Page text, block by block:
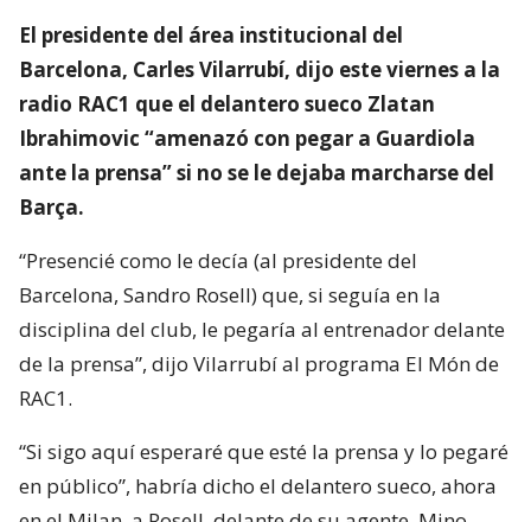
El presidente del área institucional del
Barcelona, Carles Vilarrubí, dijo este viernes a la
radio RAC1 que el delantero sueco Zlatan
Ibrahimovic “amenazó con pegar a Guardiola
ante la prensa” si no se le dejaba marcharse del
Barça.
“Presencié como le decía (al presidente del
Barcelona, Sandro Rosell) que, si seguía en la
disciplina del club, le pegaría al entrenador delante
de la prensa”, dijo Vilarrubí al programa El Món de
RAC1.
“Si sigo aquí esperaré que esté la prensa y lo pegaré
en público”, habría dicho el delantero sueco, ahora